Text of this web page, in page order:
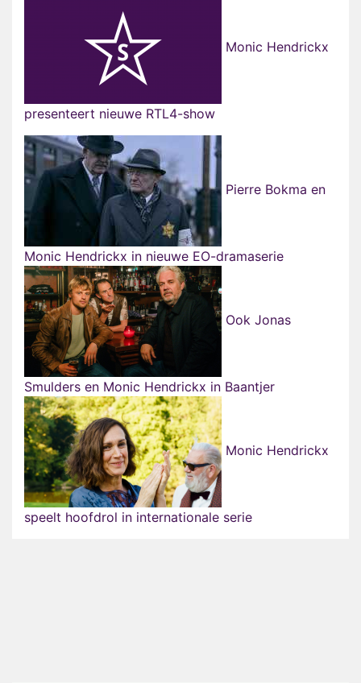
Monic Hendrickx
presenteert nieuwe RTL4-show
Pierre Bokma en
Monic Hendrickx in nieuwe EO-dramaserie
Ook Jonas
Smulders en Monic Hendrickx in Baantjer
Monic Hendrickx
speelt hoofdrol in internationale serie